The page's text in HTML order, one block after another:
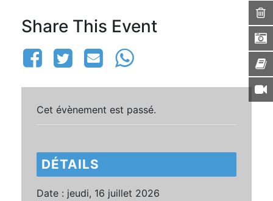
Share This Event
Cet évènement est passé.
DÉTAILS
Date : jeudi, 16 juillet 2026